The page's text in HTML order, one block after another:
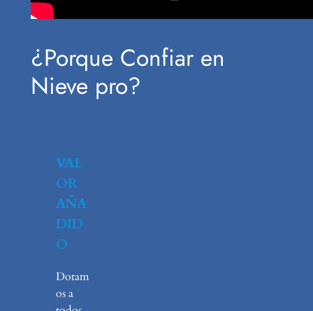
¿Porque Confiar en
Nieve pro?
VAL
OR
AÑA
DID
O
Dotam
os a